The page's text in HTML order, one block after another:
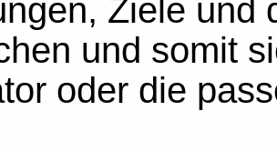
Ziele und
und somit
oder die